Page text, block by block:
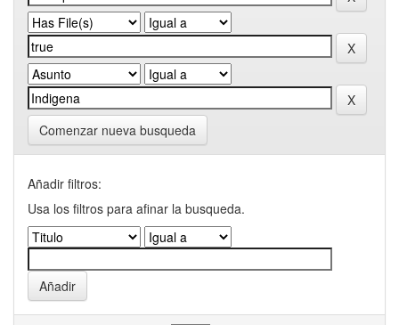
Comenzar nueva busqueda
Añadir filtros:
Usa los filtros para afinar la busqueda.